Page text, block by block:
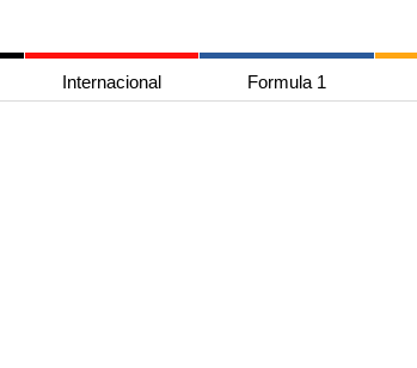
Internacional Formula 1